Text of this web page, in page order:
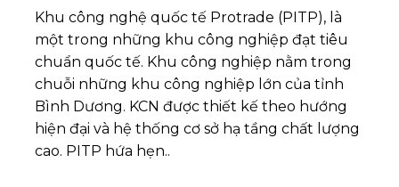
Khu công nghệ quốc tế Protrade (PITP), là
một trong những khu công nghiệp đạt tiêu
chuẩn quốc tế. Khu công nghiệp nằm trong
chuỗi những khu công nghiệp lớn của tỉnh
Bình Dương. KCN được thiết kế theo hướng
hiện đại và hệ thống cơ sở hạ tầng chất lượng
cao. PITP hứa hẹn..